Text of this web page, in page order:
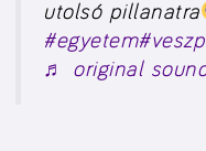
utolsó pillanatra
#egyetem
♬ original